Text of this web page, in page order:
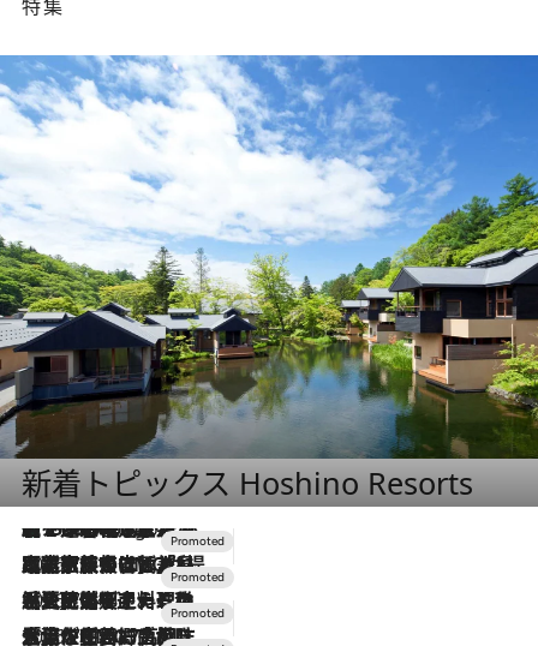
特集
新着トピックス Hoshino Resorts
2 Hours Ago
【トンボの足水浴】ヒノキの香りに包まれて涼感マックス！約13℃の湧水かけ流しを避暑地「星野温泉 トンボの湯」で体験
2026.7.31
【ホテル帰省】という選択肢をOMOが提案。家族とほどよい距離を保つには「昼は実家、夜は気兼ねなくホテルで！」
2026.7.24
【夏限定ディナーコース】旬を迎える稚鮎や花ズッキーニなどをイタリア・トスカーナの郷土料理の手法で満喫！
2026.7.17
「土佐和ハーブかき氷」がOMO7高知に登場！生姜、山椒、大葉など目にも舌にも涼を呼ぶ郷土の味